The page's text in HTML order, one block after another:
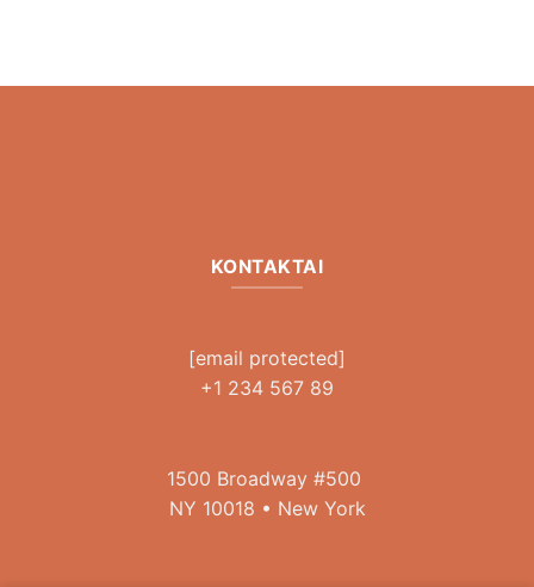
KONTAKTAI
[email protected]
+1 234 567 89
1500 Broadway #500
NY 10018 • New York